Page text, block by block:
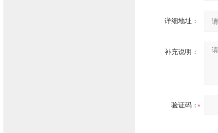
详细地址：
补充说明：
验证码：